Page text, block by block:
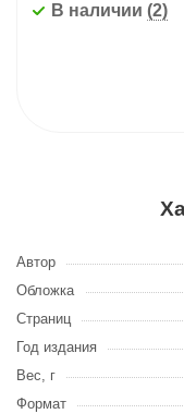
В наличии (2)
Автор
Обложка
Страниц
Год издания
Вес, г
Формат